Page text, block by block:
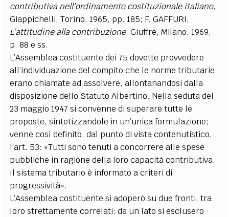
contributiva nell’ordinamento costituzionale italiano,
Giappichelli, Torino, 1965, pp. 185; F. GAFFURI,
L’attitudine alla contribuzione, Giuffrè, Milano, 1969,
p. 88 e ss.
L’Assemblea costituente dei 75 dovette provvedere
all’individuazione del compito che le norme tributarie
erano chiamate ad assolvere, allontanandosi dalla
disposizione dello Statuto Albertino. Nella seduta del
23 maggio 1947 si convenne di superare tutte le
proposte, sintetizzandole in un’unica formulazione;
venne così definito, dal punto di vista contenutistico,
l’art. 53: «Tutti sono tenuti a concorrere alle spese
pubbliche in ragione della loro capacità contributiva.
Il sistema tributario è informato a criteri di
progressività».
L’Assemblea costituente si adoperò su due fronti, tra
loro strettamente correlati: da un lato si esclusero